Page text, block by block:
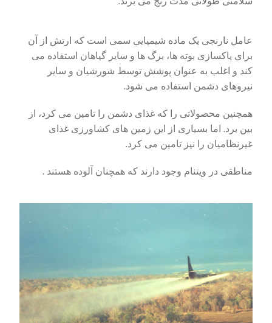
عامل نارنجی یک ماده شیمیایی سمی است که ارتش از آن
برای پاکسازی بوته ها، برگ ها و سایر گیاهان استفاده می
کند و اغلب به عنوان پوشش توسط شورشیان و سایر
نیروهای دشمن استفاده می شود.
همچنین محصولاتی را که غذای دشمن را تامین می کرد، از
بین برد. اما بسیاری از این زمین های کشاورزی غذای
غیرنظامیان را نیز تامین می کرد.
مناطقی در ویتنام وجود دارند که همچنان آلوده هستند .